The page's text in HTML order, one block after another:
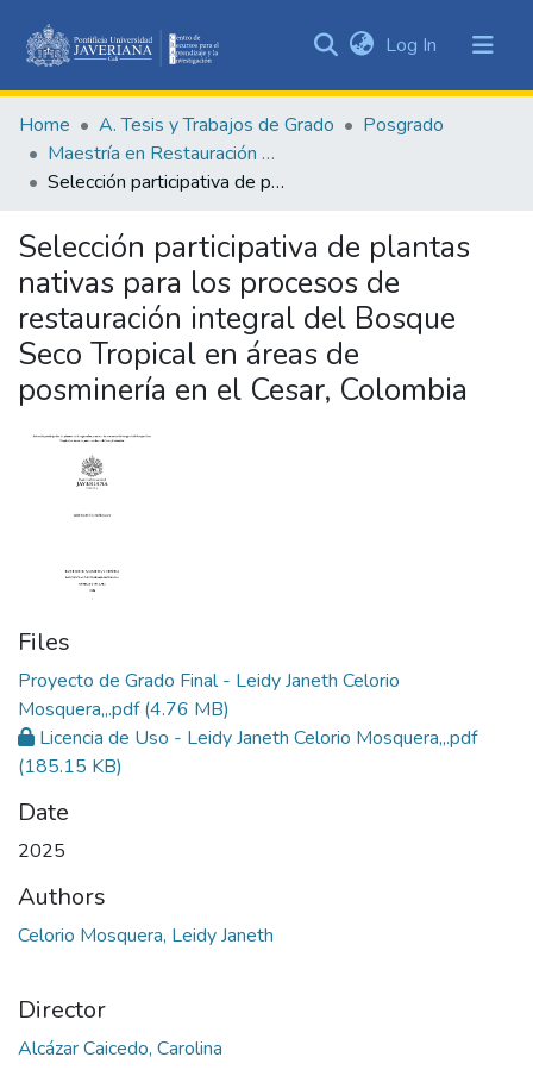
&
Collections
All of DSpace
Statistics
Log In (current)
Home A. Tesis y Trabajos de Grado
Posgrado
Maestría en Restauración Ecológica
Selección participativa de plantas nativas para los procesos de restauración integral del Bosque Seco Tropical en áreas de posminería en el Cesar, Colombia
Selección participativa de plantas
nativas para los procesos de
restauración integral del Bosque
Seco Tropical en áreas de
posminería en el Cesar, Colombia
Files
Proyecto de Grado Final - Leidy Janeth Celorio
Mosquera,,.pdf(4.76 MB)
Licencia de Uso - Leidy Janeth Celorio Mosquera,,.pdf
(185.15 KB)
Date
2025
Authors
Celorio Mosquera, Leidy Janeth
Director
Alcázar Caicedo, Carolina